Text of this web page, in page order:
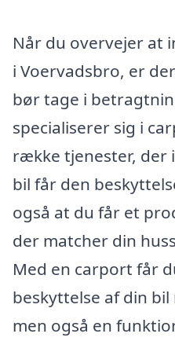
Når du overvejer at
i Voervadsbro, er
bør tage i
specialiserer sig i
række tjenester, der
bil får den
også at du får et
der matcher din
Med en carport får
beskyttelse af din
men også en